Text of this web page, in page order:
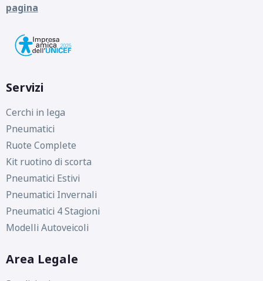
pagina
Servizi
Cerchi in lega
Pneumatici
Ruote Complete
Kit ruotino di scorta
Pneumatici Estivi
Pneumatici Invernali
Pneumatici 4 Stagioni
Modelli Autoveicoli
Area Legale